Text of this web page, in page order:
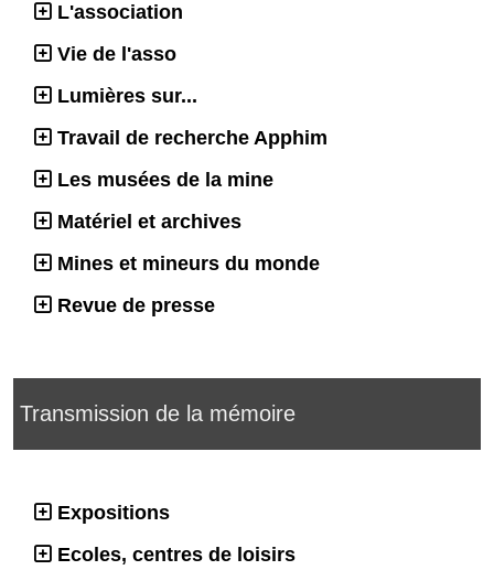
L'association
Vie de l'asso
Lumières sur...
Travail de recherche Apphim
Les musées de la mine
Matériel et archives
Mines et mineurs du monde
Revue de presse
Transmission de la mémoire
Expositions
Ecoles, centres de loisirs